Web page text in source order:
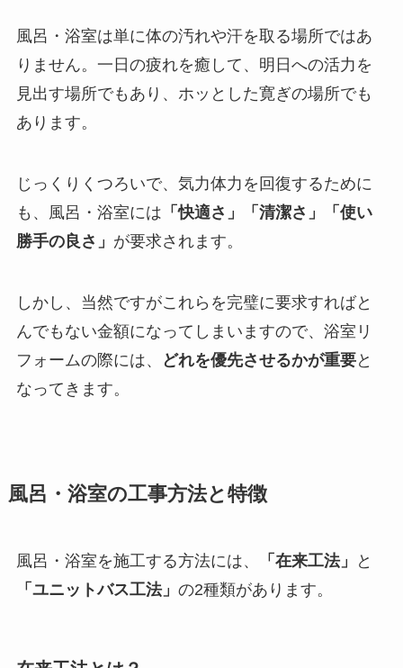
風呂・浴室は単に体の汚れや汗を取る場所ではあ
りません。一日の疲れを癒して、明日への活力を
見出す場所でもあり、ホッとした寛ぎの場所でも
あります。
じっくりくつろいで、気力体力を回復するために
も、風呂・浴室には 「快適さ」「清潔さ」「使い
勝手の良さ」 が要求されます。
しかし、当然ですがこれらを完璧に要求すればと
んでもない金額になってしまいますので、浴室リ
フォームの際には、
どれを優先させるかが重要と
なってきます。
風呂・浴室の工事方法と特徴
風呂・浴室を施工する方法には、 「在来工法」
と
「ユニットバス工法」 の2種類があります。